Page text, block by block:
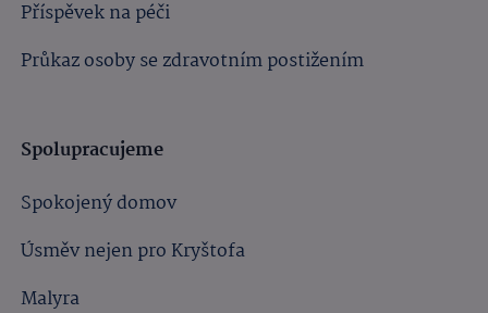
Příspěvek na péči
Průkaz osoby se zdravotním postižením
Spolupracujeme
Spokojený domov
Úsměv nejen pro Kryštofa
Malyra